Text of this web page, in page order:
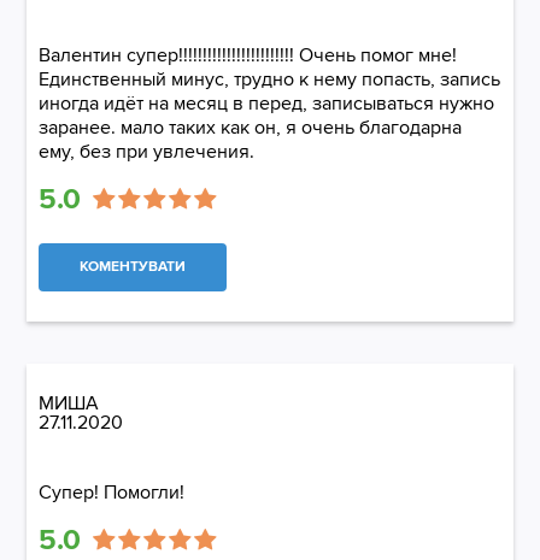
Валентин супер!!!!!!!!!!!!!!!!!!!!!!!! Очень помог мне!
Единственный минус, трудно к нему попасть, запись
иногда идёт на месяц в перед, записываться нужно
заранее. мало таких как он, я очень благодарна
ему, без при увлечения.
5.0
КОМЕНТУВАТИ
МИША
27.11.2020
Супер! Помогли!
5.0